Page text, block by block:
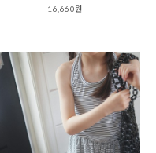
16,660원